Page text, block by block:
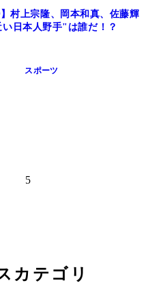
村上宗隆、岡本和真、佐藤輝
日本人野手"は誰だ！？
スポーツ
5
カテゴリ